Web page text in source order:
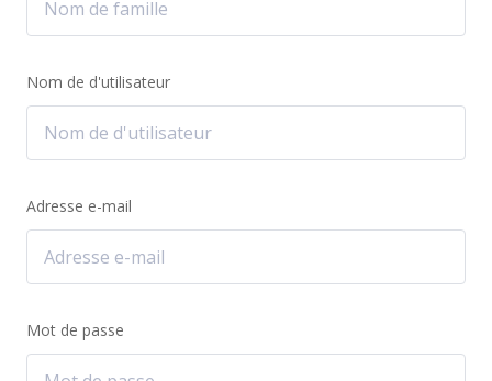
Nom de d'utilisateur
Adresse e-mail
Mot de passe